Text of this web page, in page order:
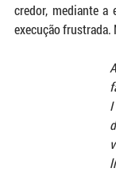
credor, mediante a
execução frustrada.
I